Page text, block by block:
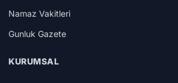
Namaz Vakitleri
Gunluk Gazete
KURUMSAL